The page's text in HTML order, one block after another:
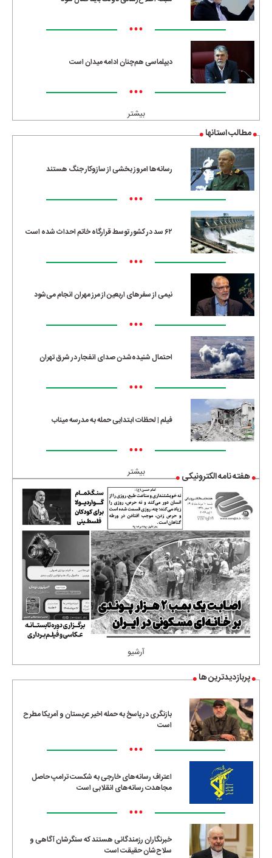
•••
دیپلماسی هم‌چنان ادامه میدان است
•••
بیشتر
مطالب استانها
رسانه‌ها امروز بخشی از سازوکار جنگ هستند
•••
۶۲ سد در کشور توسط قرارگاه خاتم احداث شده است
•••
نیمی از سفرهای اربعین از مرز مهران انجام می‌شود
•••
احتمال شنیده‌شدن صدای انفجار در شرق تهران
•••
فیلم | لحظات ابتدایی حمله به مدرسه میناب
•••
بیشتر هفته نامه الکترونیکی
آرشیو
پربازدیدترین ها
بازنگری در پاسخ به حمله اخیر عربستان و آمریکا مطرح
است
•••
اعتراف رسانه‌های خارجی به شکست ترامپ حاصل
مجاهدت رسانه‌های انقلابی است
•••
خبرنگاران رزمندگانی هستند که سنگرشان آگاهی و
سلاح‌شان حقیقت است